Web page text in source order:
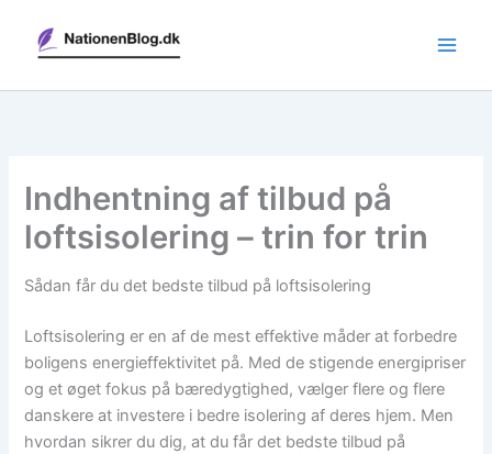
indholdet
Indhentning af tilbud på
loftsisolering – trin for trin
Sådan får du det bedste tilbud på loftsisolering
Loftsisolering er en af de mest effektive måder at forbedre
boligens energieffektivitet på. Med de stigende energipriser
og et øget fokus på bæredygtighed, vælger flere og flere
danskere at investere i bedre isolering af deres hjem. Men
hvordan sikrer du dig, at du får det bedste tilbud på